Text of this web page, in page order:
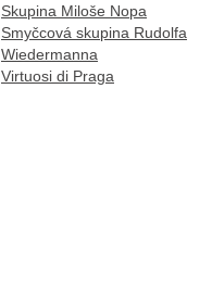
Skupina Miloše Nopa
Smyčcová skupina Rudolfa
Wiedermanna
Virtuosi di Praga